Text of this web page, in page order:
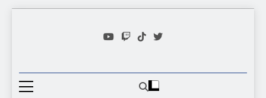
Random
Videojuego Favorito